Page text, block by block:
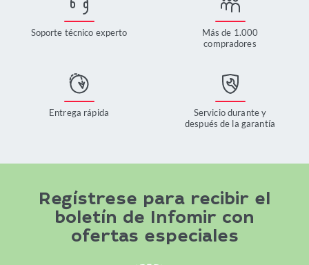
Soporte técnico experto
Más de 1.000
compradores
Entrega rápida
Servicio durante y
después de la garantía
Regístrese para recibir el
boletín de Infomir con
ofertas especiales